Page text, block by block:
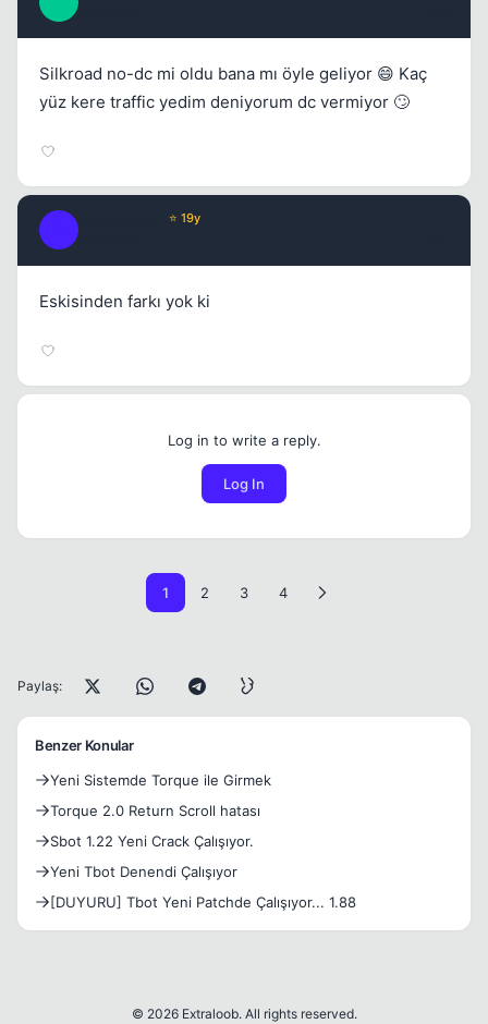
Silkroad no-dc mi oldu bana mı öyle geliyor 😄 Kaç
yüz kere traffic yedim deniyorum dc vermiyor 🙄
⭐ 19y
Eskisinden farkı yok ki
Log in to write a reply.
Log In
1 2 3 4
Paylaş:
Benzer Konular
Yeni Sistemde Torque ile Girmek
Torque 2.0 Return Scroll hatası
Sbot 1.22 Yeni Crack Çalışıyor.
Yeni Tbot Denendi Çalışıyor
[DUYURU] Tbot Yeni Patchde Çalışıyor... 1.88
© 2026 Extraloob. All rights reserved.